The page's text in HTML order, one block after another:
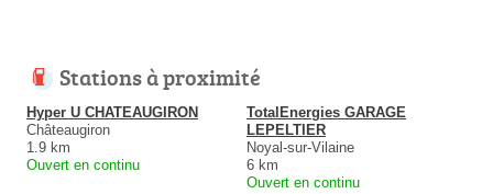
Stations à proximité
Hyper U CHATEAUGIRON
Châteaugiron
1.9 km
Ouvert en continu
TotalEnergies GARAGE
LEPELTIER
Noyal-sur-Vilaine
6 km
Ouvert en continu